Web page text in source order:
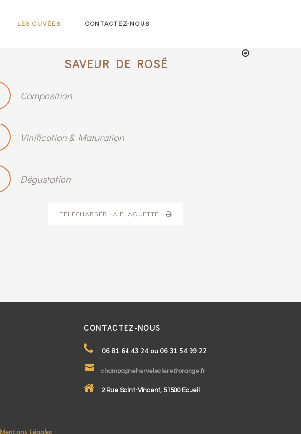
LES CUVÉES CONTACTEZ-NOUS
SAVEUR DE ROSÉ
Composition
Vinification & Maturation
Dégustation
TÉLÉCHARGER LA PLAQUETTE
CONTACTEZ-NOUS
06 81 64 43 24 ou 06 31 54 99 22
champagneherveleclere@orange.fr
2 Rue Saint-Vincent, 51500 Écueil
Mentions Légales